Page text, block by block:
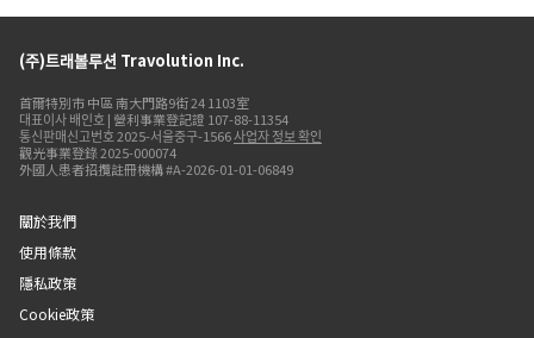
(주)트래볼루션 Travolution Inc.
首爾特別市 中區 南大門路9街 24 1103室
대표이사 배인호 | 營利事業登記證 107-88-11354
통신판매신고번호 2025-서울중구-1566사업자 정보 확인
觀光事業登錄 2025-000074
外國人患者招攬註冊機構 #A-2026-01-01-06849
關於我們
使用條款
隱私政策
Cookie政策